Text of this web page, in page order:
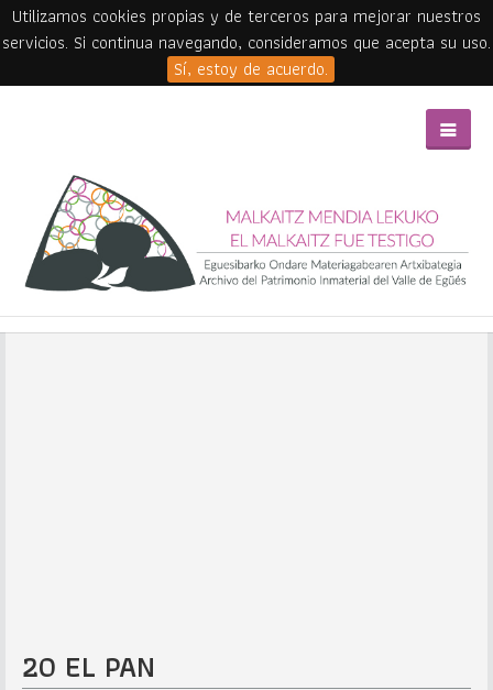
Utilizamos cookies propias y de terceros para mejorar nuestros
servicios. Si continua navegando, consideramos que acepta su uso.
Sí, estoy de acuerdo.
20 EL PAN